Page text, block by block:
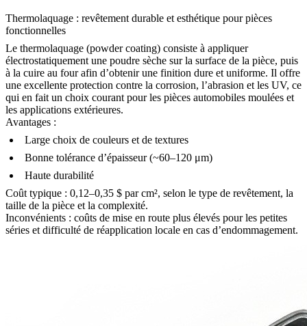
Thermolaquage : revêtement durable et esthétique pour pièces
fonctionnelles
Le thermolaquage (powder coating) consiste à appliquer
électrostatiquement une poudre sèche sur la surface de la pièce, puis
à la cuire au four afin d’obtenir une finition dure et uniforme. Il offre
une excellente protection contre la corrosion, l’abrasion et les UV, ce
qui en fait un choix courant pour les pièces automobiles moulées et
les applications extérieures.
Avantages :
Large choix de couleurs et de textures
Bonne tolérance d’épaisseur (~60–120 μm)
Haute durabilité
Coût typique : 0,12–0,35 $ par cm², selon le type de revêtement, la
taille de la pièce et la complexité.
Inconvénients : coûts de mise en route plus élevés pour les petites
séries et difficulté de réapplication locale en cas d’endommagement.